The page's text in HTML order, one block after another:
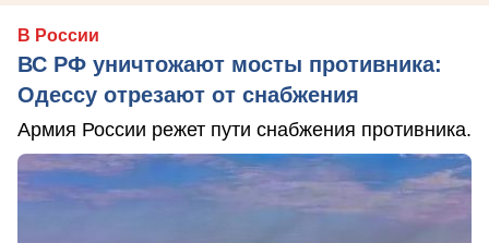
В России
ВС РФ уничтожают мосты противника:
Одессу отрезают от снабжения
Армия России режет пути снабжения противника.